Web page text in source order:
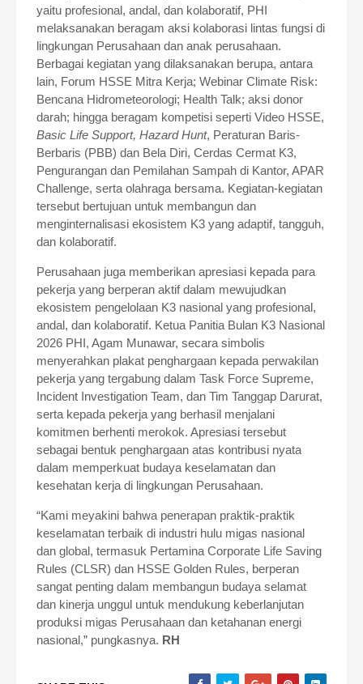
yaitu profesional, andal, dan kolaboratif, PHI
melaksanakan beragam aksi kolaborasi lintas fungsi di
lingkungan Perusahaan dan anak perusahaan.
Berbagai kegiatan yang dilaksanakan berupa, antara
lain, Forum HSSE Mitra Kerja; Webinar Climate Risk:
Bencana Hidrometeorologi; Health Talk; aksi donor
darah; hingga beragam kompetisi seperti Video HSSE,
Basic Life Support, Hazard Hunt, Peraturan Baris-
Berbaris (PBB) dan Bela Diri, Cerdas Cermat K3,
Pengurangan dan Pemilahan Sampah di Kantor, APAR
Challenge, serta olahraga bersama. Kegiatan-kegiatan
tersebut bertujuan untuk membangun dan
menginternalisasi ekosistem K3 yang adaptif, tangguh,
dan kolaboratif.
Perusahaan juga memberikan apresiasi kepada para
pekerja yang berperan aktif dalam mewujudkan
ekosistem pengelolaan K3 nasional yang profesional,
andal, dan kolaboratif. Ketua Panitia Bulan K3 Nasional
2026 PHI, Agam Munawar, secara simbolis
menyerahkan plakat penghargaan kepada perwakilan
pekerja yang tergabung dalam Task Force Supreme,
Incident Investigation Team, dan Tim Tanggap Darurat,
serta kepada pekerja yang berhasil menjalani
komitmen berhenti merokok. Apresiasi tersebut
sebagai bentuk penghargaan atas kontribusi nyata
dalam memperkuat budaya keselamatan dan
kesehatan kerja di lingkungan Perusahaan.
“Kami meyakini bahwa penerapan praktik-praktik
keselamatan terbaik di industri hulu migas nasional
dan global, termasuk Pertamina Corporate Life Saving
Rules (CLSR) dan HSSE Golden Rules, berperan
sangat penting dalam membangun budaya selamat
dan kinerja unggul untuk mendukung keberlanjutan
produksi migas Perusahaan dan ketahanan energi
nasional,” pungkasnya. RH